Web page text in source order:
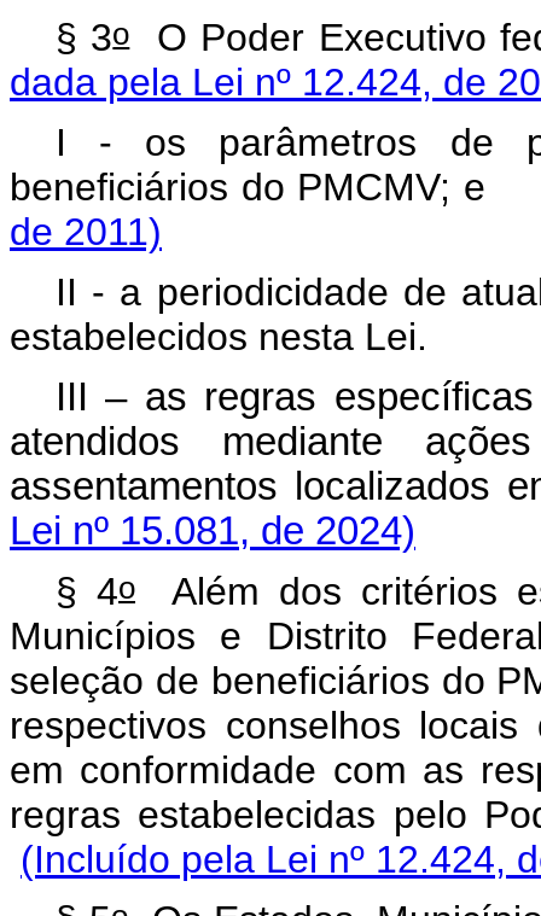
§ 3oO Poder
dada pela Lei nº 12.424, de
I - os parâmetros de
beneficiários do
de 2011)
II - a periodicidade de
estabelecidos nesta Lei.
III – as regras
atendidos mediante
assentamentos
Lei nº 15.081, de 2024)
§ 4o Além dos critérios
Municípios e Distrito
seleção de beneficiários do
respectivos conselhos
em conformidade com as
regras estabelecidas
(Incluído pela Lei nº 12.424,